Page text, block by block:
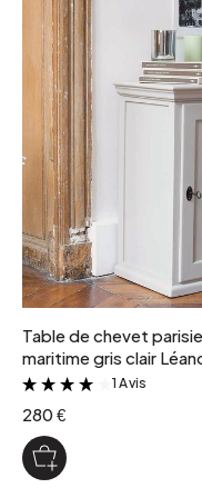
nombre colis
poids colis
36 kg
coloris
Bleu
Table de chevet
maritime gris clair
&
1 Avis
280 €